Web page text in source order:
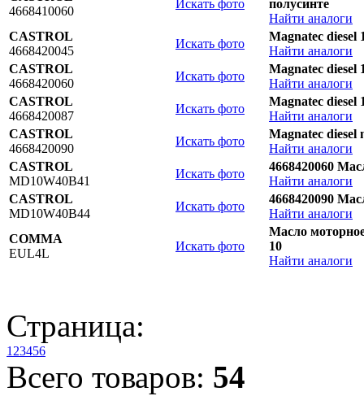
4668410060
Искать фото
полусинте
Найти аналоги
CASTROL
4668420045
Искать фото
Magnatec diesel
Найти аналоги
CASTROL
4668420060
Искать фото
Magnatec diesel
Найти аналоги
CASTROL
4668420087
Искать фото
Magnatec diesel
Найти аналоги
CASTROL
4668420090
Искать фото
Magnatec diesel
Найти аналоги
CASTROL
MD10W40B41
Искать фото
4668420060
Найти аналоги
CASTROL
MD10W40B44
Искать фото
4668420090
Найти аналоги
COMMA
EUL4L
Искать фото
Масло
10
Найти аналоги
Страница:
123456
Всего товаров: 54